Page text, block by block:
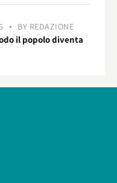
BY REDAZIONE
il popolo diventa